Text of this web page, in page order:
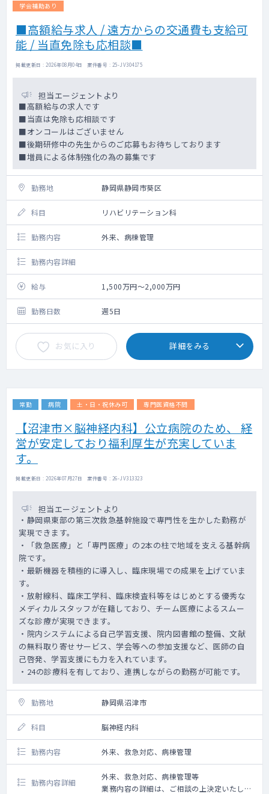
学会補助あり
■高額給与求人 / 遠方からの交通費も支給可
能 / 当直免除も応相談■
掲載更新日 : 2026年08月04日 案件番号 : 25-JV304175
担当エージェントより
■高額給与の求人です
■当直は免除も応相談です
■オンコールはございません
■後期研修中の先生からのご応募もお待ちしております
■増員による体制強化の為の募集です
勤務地 静岡県静岡市葵区
科目 リハビリテーション科
勤務内容 外来、病棟管理
勤務内容詳細
給与 1,500万円～2,000万円
勤務日数 週5日
お気に入り 詳細をみる
常勤 病院 土・日・祝休み可 専門医資格不問
【沼津市×脳神経内科】公立病院のため、 経
営が安定しており福利厚生が充実していま
す。
掲載更新日 : 2026年07月27日 案件番号 : 26-JV313323
担当エージェントより
・静岡県東部の第三次救急基幹施設で専門性を生かした勤務が
実現できます。
・「救急医療」と「専門医療」の2本の柱で地域を支える基幹病
院です。
・最新機器を積極的に導入し、臨床現場での成果を上げていま
す。
・放射線科、臨床工学科、臨床検査科等をはじめとする優秀な
メディカルスタッフが在籍しており、チーム医療によるスムー
ズな診療が実現できます。
・院内システムによる自己学習支援、院内図書館の整備、文献
の無料取り寄せサービス、学会等への参加支援など、医師の自
己啓発、学習支援にも力を入れています。
・24の診療科を有しており、連携しながらの勤務が可能です。
勤務地 静岡県沼津市
科目 脳神経内科
勤務内容 外来、救急対応、病棟管理
勤務内容詳細
外来、救急対応、病棟管理等
業務内容の詳細は、ご相談の上決定いたしま